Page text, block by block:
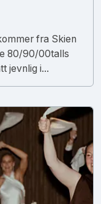
fra Skien
80/90/00talls
jevnlig i...